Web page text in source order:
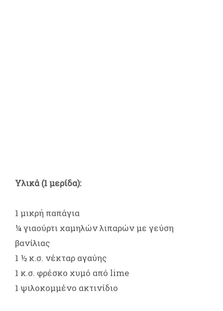
Υλικά (1 μερίδα):
1 μικρή παπάγια
¼ γιαούρτι χαμηλών λιπαρών με γεύση
βανίλιας
1 ½ κ.σ. νέκταρ αγαύης
1 κ.σ. φρέσκο χυμό από lime
1 ψιλοκομμένο ακτινίδιο